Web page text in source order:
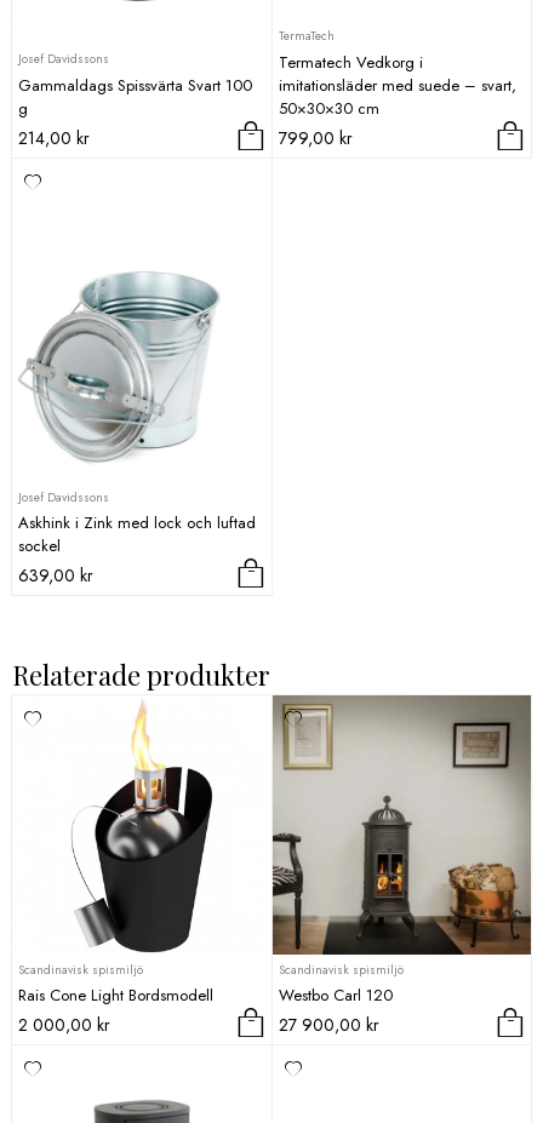
Josef Davidssons
Gammaldags Spissvärta Svart 100
g
214,00 kr
TermaTech
Termatech Vedkorg i
imitationsläder med suede – svart,
50×30×30 cm
799,00 kr
Josef Davidssons
Askhink i Zink med lock och luftad
sockel
639,00 kr
Relaterade produkter
Scandinavisk spismiljö
Rais Cone Light Bordsmodell
2 000,00 kr
Scandinavisk spismiljö
Westbo Carl 120
27 900,00 kr